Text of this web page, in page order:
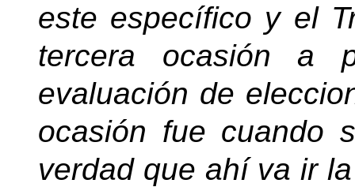
este específico y el
tercera ocasión a
evaluación de
ocasión fue cuando
verdad que ahí va ir